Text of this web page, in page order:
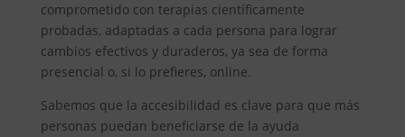
comprometido con terapias científicamente
probadas, adaptadas a cada persona para lograr
cambios efectivos y duraderos, ya sea de forma
presencial o, si lo prefieres, online.
Sabemos que la accesibilidad es clave para que más
personas puedan beneficiarse de la ayuda